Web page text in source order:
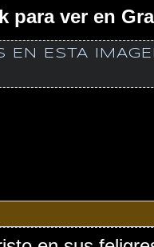
para ver en
EN ESTA